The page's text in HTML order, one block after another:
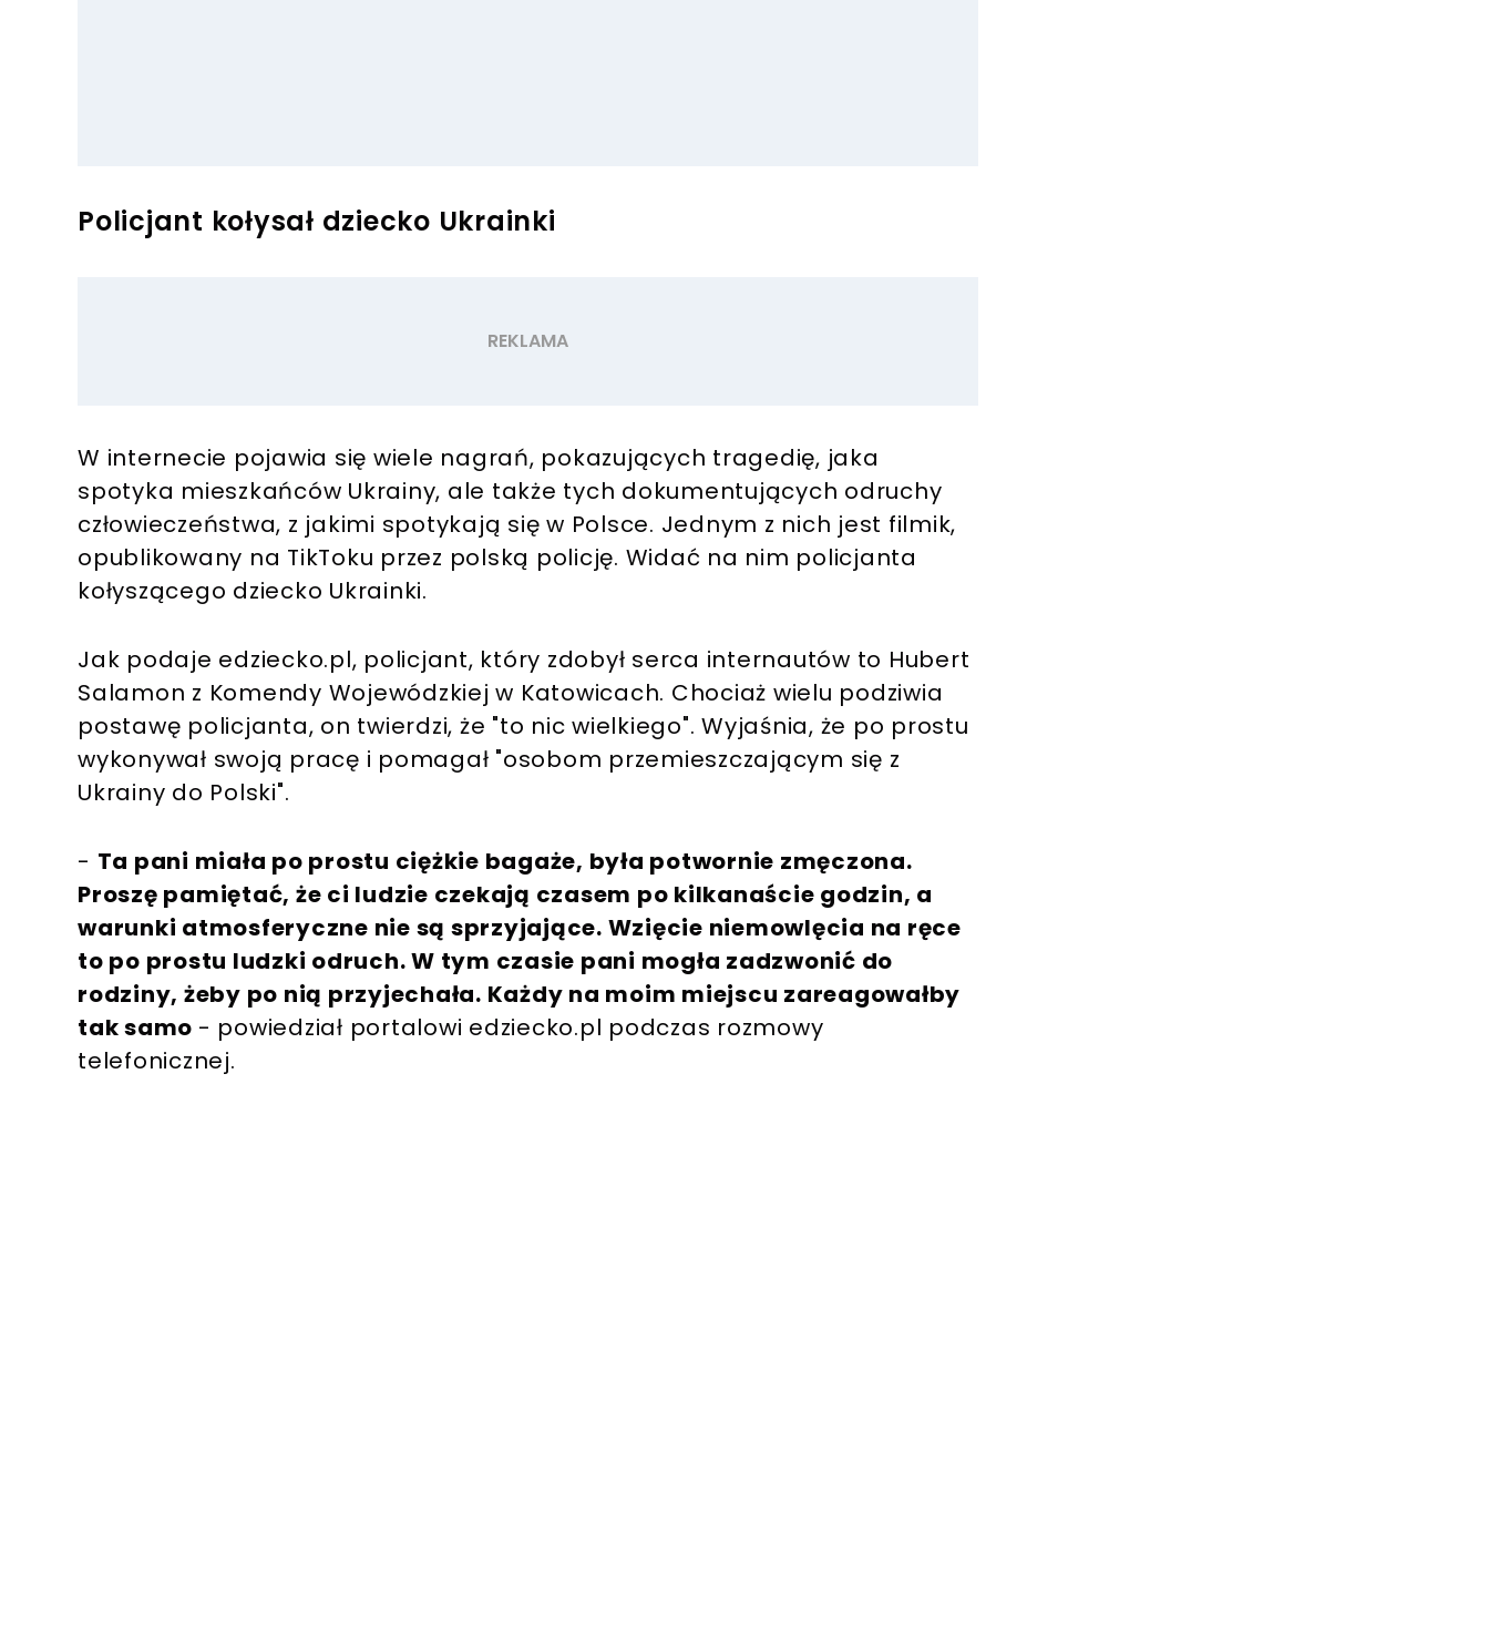
Policjant kołysał dziecko Ukrainki
W internecie pojawia się wiele nagrań, pokazujących tragedię, jaka
spotyka mieszkańców Ukrainy, ale także tych dokumentujących odruchy
człowieczeństwa, z jakimi spotykają się w Polsce. Jednym z nich jest filmik,
opublikowany na TikToku przez polską policję. Widać na nim policjanta
kołyszącego dziecko Ukrainki.
Jak podaje edziecko.pl, policjant, który zdobył serca internautów to Hubert
Salamon z Komendy Wojewódzkiej w Katowicach. Chociaż wielu podziwia
postawę policjanta, on twierdzi, że "to nic wielkiego". Wyjaśnia, że po prostu
wykonywał swoją pracę i pomagał "osobom przemieszczającym się z
Ukrainy do Polski".
- Ta pani miała po prostu ciężkie bagaże, była potwornie zmęczona.
Proszę pamiętać, że ci ludzie czekają czasem po kilkanaście godzin, a
warunki atmosferyczne nie są sprzyjające. Wzięcie niemowlęcia na ręce
to po prostu ludzki odruch. W tym czasie pani mogła zadzwonić do
rodziny, żeby po nią przyjechała. Każdy na moim miejscu zareagowałby
tak samo - powiedział portalowi edziecko.pl podczas rozmowy
telefonicznej.